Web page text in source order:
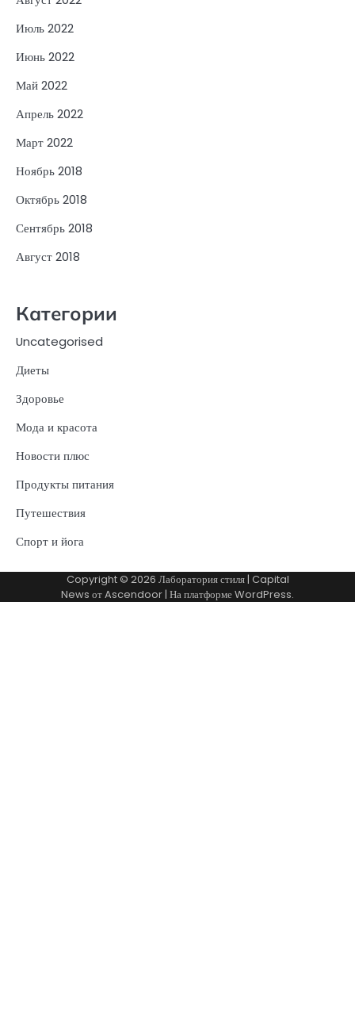
Июль 2022
Июнь 2022
Май 2022
Апрель 2022
Март 2022
Ноябрь 2018
Октябрь 2018
Сентябрь 2018
Август 2018
Категории
Uncategorised
Диеты
Здоровье
Мода и красота
Новости плюс
Продукты питания
Путешествия
Спорт и йога
Copyright © 2026 Лаборатория стиля| Capital
News отAscendoor | На платформеWordPress.